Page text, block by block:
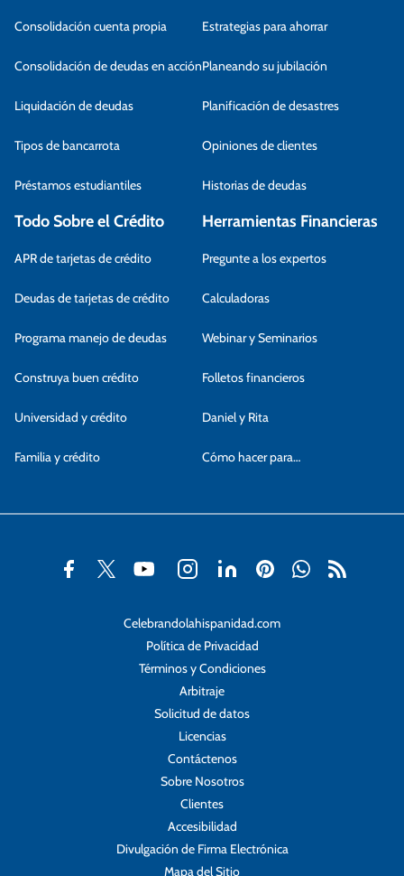
Consolidación cuenta propia
Consolidación de deudas en acción
Liquidación de deudas
Tipos de bancarrota
Préstamos estudiantiles
Estrategias para ahorrar
Planeando su jubilación
Planificación de desastres
Opiniones de clientes
Historias de deudas
Todo Sobre el Crédito
APR de tarjetas de crédito
Deudas de tarjetas de crédito
Programa manejo de deudas
Construya buen crédito
Universidad y crédito
Familia y crédito
Herramientas Financieras
Pregunte a los expertos
Calculadoras
Webinar y Seminarios
Folletos financieros
Daniel y Rita
Cómo hacer para…
Celebrandolahispanidad.com
Política de Privacidad
Términos y Condiciones
Arbitraje
Solicitud de datos
Licencias
Contáctenos
Sobre Nosotros
Clientes
Accesibilidad
Divulgación de Firma Electrónica
Mapa del Sitio